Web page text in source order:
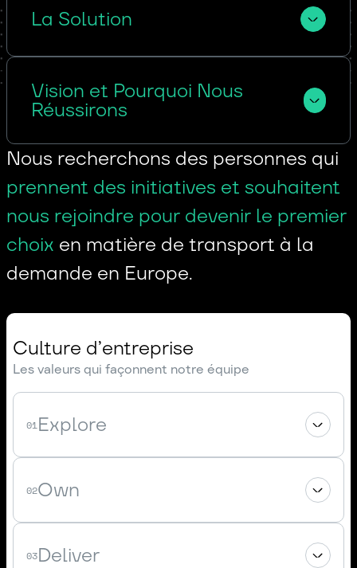
La Solution
Vision et Pourquoi Nous
Réussirons
Nous recherchons des personnes qui
prennent des initiatives et souhaitent
nous rejoindre pour devenir le premier
choix en matière de transport à la
demande en Europe.
Culture d’entreprise
Les valeurs qui façonnent notre équipe
01Explore
02Own
03Deliver